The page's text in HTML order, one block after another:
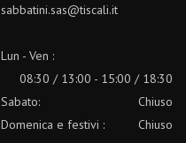
sabbatini.sas@tiscali.it
Lun - Ven :
08:30 / 13:00 - 15:00 / 18:30
Sabato:
Chiuso
Domenica e festivi :
Chiuso